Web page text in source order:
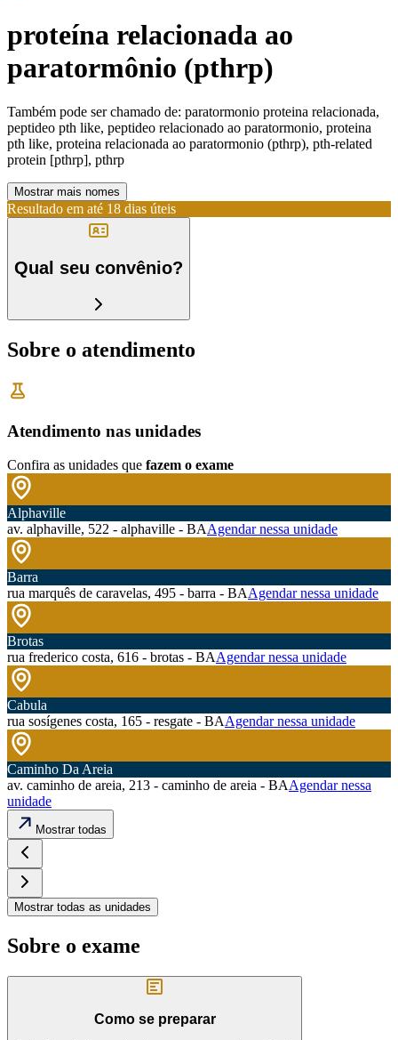
proteína relacionada ao
paratormônio (pthrp)
Também pode ser chamado de: paratormonio proteina relacionada,
peptideo pth like, peptideo relacionado ao paratormonio, proteina
pth like, proteina relacionada ao paratormonio (pthrp), pth-related
protein [pthrp], pthrp
Mostrar mais nomes
Resultado em até 18 dias úteis
Qual seu convênio?
Sobre o atendimento
Atendimento nas unidades
Confira as unidades que fazem o exame
Alphaville
av. alphaville, 522 - alphaville - BAAgendar nessa unidade
Barra
rua marquês de caravelas, 495 - barra - BAAgendar nessa unidade
Brotas
rua frederico costa, 616 - brotas - BAAgendar nessa unidade
Cabula
rua sosígenes costa, 165 - resgate - BAAgendar nessa unidade
Caminho Da Areia
av. caminho de areia, 213 - caminho de areia - BAAgendar nessa
unidade
Mostrar todas
Mostrar todas as unidades
Sobre o exame
Como se preparar